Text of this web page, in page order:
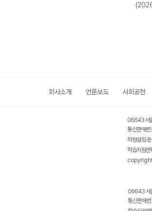
회사소개 언론보도 사회공헌
06643 서
통신판매
학원설립·
학습지원
06643 서
통신판매